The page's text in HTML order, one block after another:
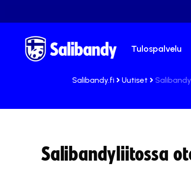
Tulospalvelu
Salibandy.fi Uutiset
Salibandyliitossa